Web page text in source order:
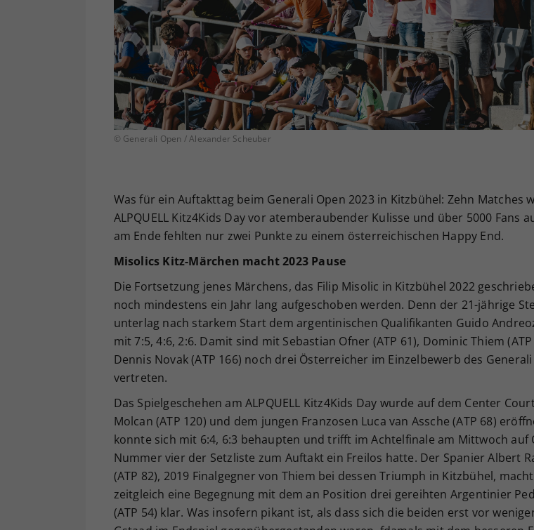
© Generali Open / Alexander Scheuber
Was für ein Auftakttag beim Generali Open 2023 in Kitzbühel: Zehn Matches
ALPQUELL Kitz4Kids Day vor atemberaubender Kulisse und über 5000 Fans
am Ende fehlten nur zwei Punkte zu einem österreichischen Happy End.
Misolics Kitz-Märchen macht 2023 Pause
Die Fortsetzung jenes Märchens, das Filip Misolic in Kitzbühel 2022
noch mindestens ein Jahr lang aufgeschoben werden. Denn der 21-jährige
unterlag nach starkem Start dem argentinischen Qualifikanten Guido
mit 7:5, 4:6, 2:6. Damit sind mit Sebastian Ofner (ATP 61), Dominic Thiem
Dennis Novak (ATP 166) noch drei Österreicher im Einzelbewerb des Generali
vertreten.
Das Spielgeschehen am ALPQUELL Kitz4Kids Day wurde auf dem Center
Molcan (ATP 120) und dem jungen Franzosen Luca van Assche (ATP 68)
konnte sich mit 6:4, 6:3 behaupten und trifft im Achtelfinale am Mittwoch auf
Nummer vier der Setzliste zum Auftakt ein Freilos hatte. Der Spanier Albert
(ATP 82), 2019 Finalgegner von Thiem bei dessen Triumph in Kitzbühel,
zeitgleich eine Begegnung mit dem an Position drei gereihten Argentinier
(ATP 54) klar. Was insofern pikant ist, als dass sich die beiden erst vor
Ihrer vorgenommen
Webseiten-Betreiber dies